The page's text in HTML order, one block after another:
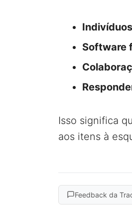
Software
Isso significa
aos itens à
Feedback da